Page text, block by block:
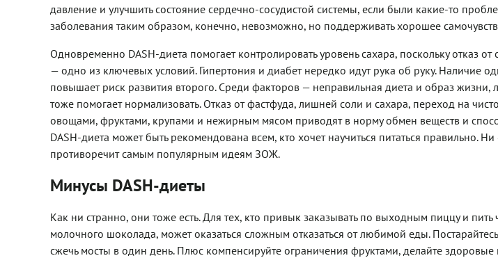
давление и улучшить состояние сердечно-сосудистой системы, если были какие-то
заболевания таким образом, конечно, невозможно, но поддерживать хорошее
Одновременно DASH-диета помогает контролировать уровень сахара, поскольку отказ
— одно из ключевых условий. Гипертония и диабет нередко идут рука об руку. Наличие
повышает риск развития второго. Среди факторов — неправильная диета и образ жизни,
тоже помогает нормализовать. Отказ от фастфуда, лишней соли и сахара, переход на
овощами, фруктами, крупами и нежирным мясом приводят в норму обмен веществ и
DASH-диета может быть рекомендована всем, кто хочет научиться питаться правильно.
противоречит самым популярным идеям ЗОЖ.
Минусы DASH-диеты
Как ни странно, они тоже есть. Для тех, кто привык заказывать по выходным пиццу и
молочного шоколада, может оказаться сложным отказаться от любимой еды. Постарайтесь
сжечь мосты в один день. Плюс компенсируйте ограничения фруктами, делайте здоровые